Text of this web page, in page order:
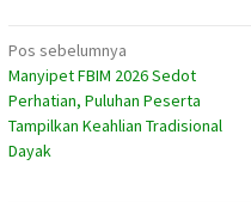
Navigasi
pos
Pos sebelumnya
Manyipet FBIM 2026 Sedot
Perhatian, Puluhan Peserta
Tampilkan Keahlian Tradisional
Dayak